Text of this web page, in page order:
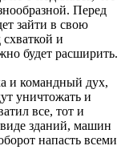
Перед
зайти в свою
и
будет расширить.
и командный дух,
уничтожать и
все, тот и
зданий, машин
напасть всеми